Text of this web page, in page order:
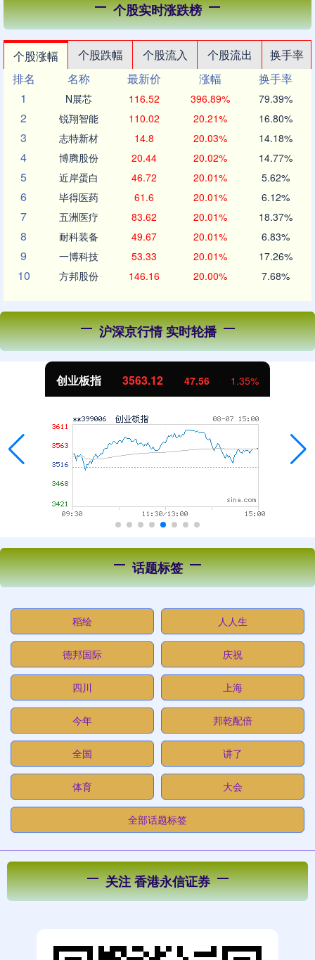
个股实时涨跌榜
个股涨幅 个股跌幅 个股流入 个股流出
换手率
排名
名称 最新价 涨幅
换手率
1
N展芯 116.52 396.89% 79.39%
2 锐翔智能 110.02 20.21% 16.80%
3 志特新材 14.8 20.03% 14.18%
4 博腾股份 20.44 20.02% 14.77%
5 近岸蛋白 46.72 20.01% 5.62%
6 毕得医药 61.6 20.01% 6.12%
7 五洲医疗 83.62 20.01% 18.37%
8 耐科装备 49.67 20.01% 6.83%
9 一博科技 53.33 20.01% 17.26%
10 方邦股份 146.16 20.00% 7.68%
沪深京行情 实时轮播
创业板指 3563.12 47.56 1.35%
话题标签
稻绘 人人生
德邦国际 庆祝
四川 上海
今年 邦乾配倍
全国 讲了
体育 大会
全部话题标签
关注 香港永信证券